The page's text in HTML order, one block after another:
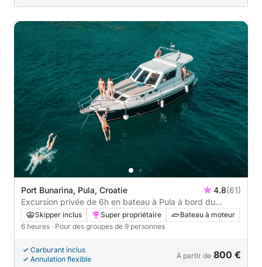
Port Bunarina, Pula, Croatie 4.8(61)
Excursion privée de 6h en bateau à Pula à bord du
bateau ORCA MARE
Skipper inclus Super propriétaire
Bateau à moteur
6 heures · Pour des groupes de 9 personnes
Carburant inclus
Annulation flexible
À partir de 800 €